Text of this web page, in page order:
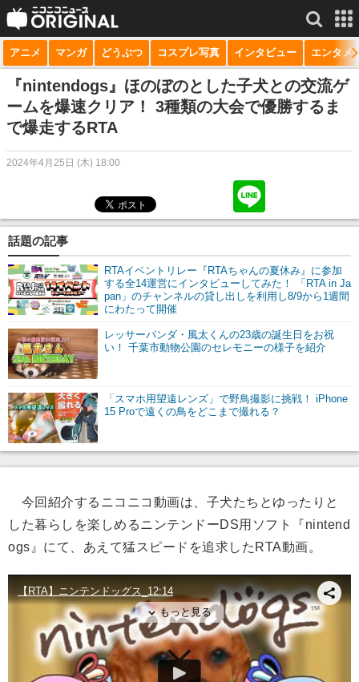
サービス一覧 もっと見る
niconico
動画
生放送
マンガ
ニコニコQ
アニメ マンガ どうぶつ コスプレ写真 インタビュー エンタメ
『nintendogs』ほのぼのとした子犬との交流ゲ
ームを爆速クリア！ 3種類の大会で優勝するま
で爆走するRTA
2024年4月25日 (木) 18:00
話題の記事
RTAイベントリレー『RTAちゃんの夏休み』に参加
する全14運営にインタビューしてみた！ 「RTA in Ja
pan」のチャンネルの貸し出しを利用し8/9から1週間
にわたって開催
レッサーパンダ・風太くんの23歳の誕生日をお祝
い！ 千葉市動物公園のセレモニーの様子を紹介
「スマホ用望遠レンズ」で野鳥撮影に挑戦！ iPhone
15 Proで遠くの鳥をどこまで撮れる？
今回紹介するニコニコ動画は、子犬たちとゆったりと
した暮らしを楽しめるニンテンドーDS用ソフト『nintend
ogs』にて、あえて猛スピードを追求したRTA動画。